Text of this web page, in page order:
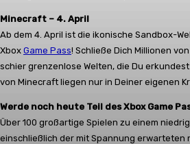
Minecraft – 4. April
Ab dem 4. April ist die ikonische Sandbox-
Xbox Game Pass! Schließe Dich Millionen
schier grenzenlose Welten, die Du
von Minecraft liegen nur in Deiner eigenen
Werde noch heute Teil des Xbox Game
Über 100 großartige Spielen zu einem
einschließlich der mit Spannung erwarteten